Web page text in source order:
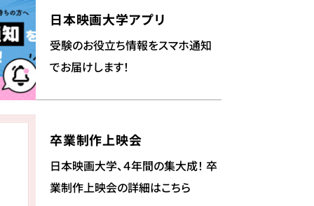
日本映画大学アプリ
受験のお役立ち情報をスマホ通知
でお届けします！
卒業制作上映会
日本映画大学、４年間の集大成！ 卒
業制作上映会の詳細はこちら